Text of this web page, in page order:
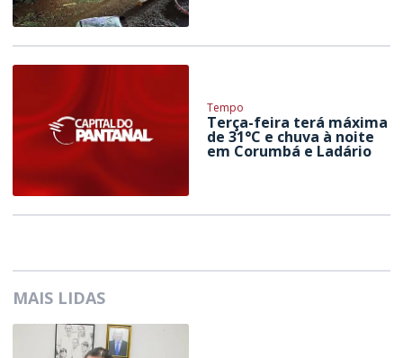
Tempo
Terça-feira terá máxima
de 31°C e chuva à noite
em Corumbá e Ladário
MAIS LIDAS